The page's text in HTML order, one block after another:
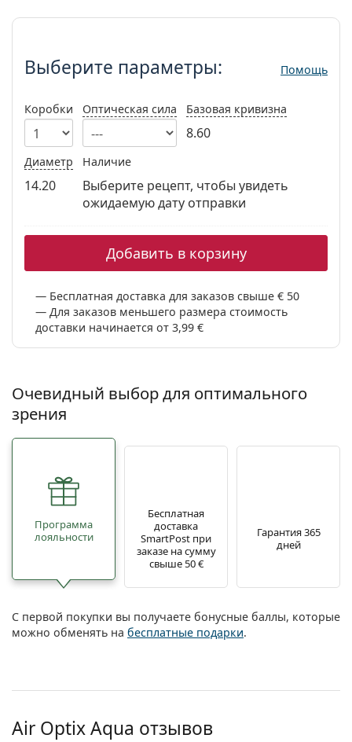
Все бренды
Выберите параметры:
Выберите параметры: Помощь
Коробки Оптическая сила Базовая кривизна
8.60
Диаметр
14.20
Наличие
Выберите рецепт, чтобы увидеть
ожидаемую дату отправки
Добавить в корзину
Бесплатная доставка для заказов свыше € 50
Для заказов меньшего размера стоимость
доставки начинается от 3,99 €
Очевидный выбор для оптимального
зрения
Программа
лояльности
Бесплатная
доставка
SmartPost при
заказе на сумму
свыше 50 €
Гарантия 365
дней
С первой покупки вы получаете бонусные баллы, которые
можно обменять на бесплатные подарки.
Air Optix Aqua отзывов